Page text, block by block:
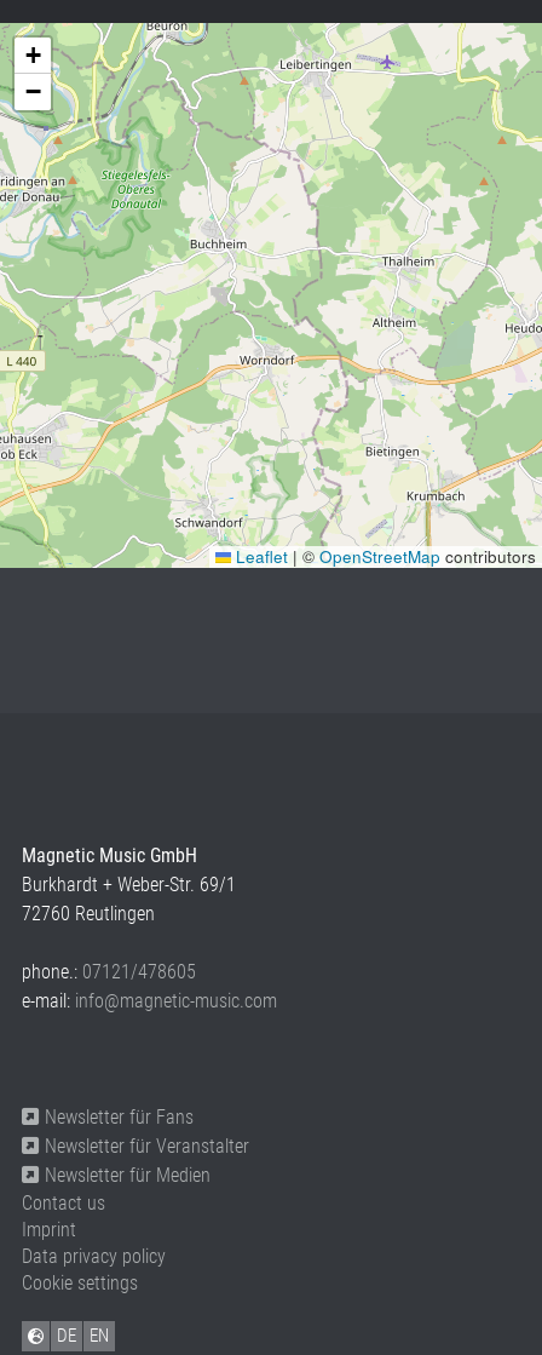
+
−
Leaflet | © OpenStreetMap contributors
Magnetic Music GmbH
Burkhardt + Weber-Str. 69/1
72760 Reutlingen
phone.: 07121/478605
e-mail: info@magnetic-music.com
Newsletter für Fans
Newsletter für Veranstalter
Newsletter für Medien
Contact us
Imprint
Data privacy policy
Cookie settings
DE EN